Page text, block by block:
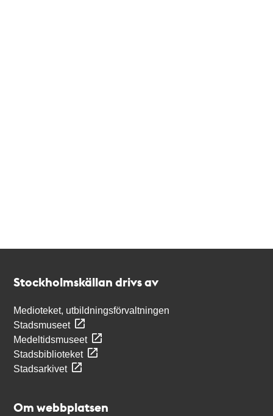
Stockholmskällan drivs av
Medioteket, utbildningsförvaltningen
Stadsmuseet
Medeltidsmuseet
Stadsbiblioteket
Stadsarkivet
Om webbplatsen